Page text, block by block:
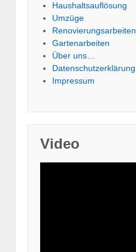
Haushaltsauflösung
Umzüge
Renovierungsarbeiten
Gartenarbeiten
Über uns…
Datenschutzerklärung
Impressum
Video